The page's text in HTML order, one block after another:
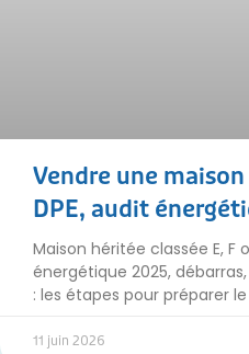
Vendre une
DPE, audit
Maison héritée classée E, F
énergétique 2025,
: les étapes pour préparer
11 juin 2026